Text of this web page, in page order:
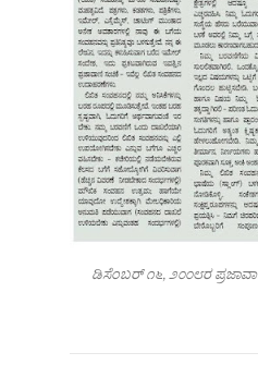
ಡಿಸೆಂಬರ್ ೧೬, ೨೦೦೮ರ